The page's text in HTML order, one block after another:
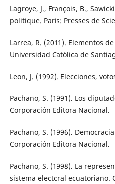
Lagroye, J., François, B.,
politique. Paris: Presses de
Larrea, R. (2011). Elementos
Universidad Católica de
Leon, J. (1992). Elecciones,
Pachano, S. (1991). Los
Corporación Editora Nacional.
Pachano, S. (1996).
Corporación Editora Nacional.
Pachano, S. (1998). La
sistema electoral ecuatoriano.